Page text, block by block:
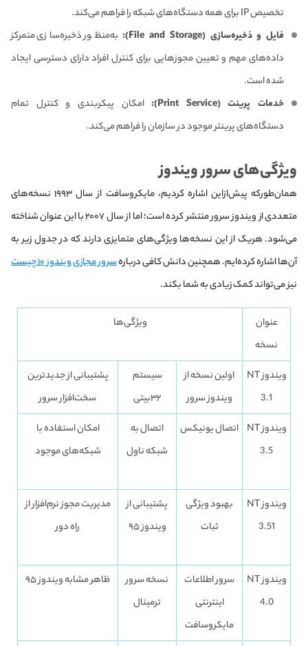
تخصیص IP برای همه دستگاه‌های شبکه را فراهم می‌کند.
فایل و ذخیره‌سازی (File and Storage):
به‌منظور ذخیره‌سازی متمرکز
داده‌های مهم و تعیین مجوزهایی برای کنترل افراد دارای دسترسی ایجاد
شده است.
خدمات پرینت (Print Service):
امکان پیکربندی و کنترل تمام
دستگاه‌های پرینتر موجود در سازمان را فراهم می‌کند.
ویژگی‌های سرور ویندوز
همان‌طور‌که پیش‌ازاین اشاره کردیم، مایکروسافت از سال ۱۹۹۳ نسخه‌های
متعددی از ویندوز سرور منتشر کرده است؛ اما از سال ۲۰۰۷ با این عنوان شناخته
می‌شود. هریک از این نسخه‌ها ویژگی‌های متمایزی دارند که در جدول زیر به
آن‌ها اشاره کرده‌ایم. همچنین دانش کافی دربارهسرور مجازی ویندوز ۱۰ چیست
نیز می‌تواند کمک زیادی به شما بکند.
عنوان
نسخه
ویژگی‌ها
ویندوز NT
3.1
اولین نسخه از
ویندوز سرور
سیستم
۳۲بیتی
پشتیبانی از جدیدترین
سخت‌افزار سرور
ویندوز NT
3.5
اتصال یونیکس
اتصال به
شبکه ناول
امکان استفاده با
شبکه‌های موجود
ویندوز NT
3.51
بهبود ویژگی
ثبات
پشتیبانی از
ویندوز ۹۵
مدیریت مجوز نرم‌افزار از
راه دور
ویندوز NT
4.0
سرور اطلاعات
اینترنتی
مایکروسافت
نسخه سرور
ترمینال
ظاهر مشابه ویندوز ۹۵